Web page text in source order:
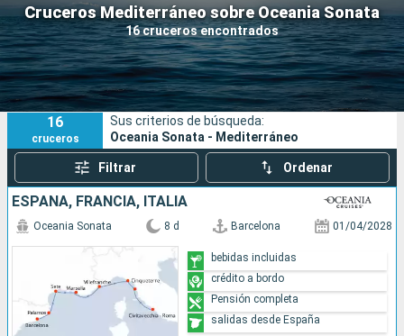
Cruceros Mediterráneo sobre Oceania Sonata
16 cruceros encontrados
Nuestros destinos
Fecha de salida
Puertos Compañías
Buscar
16
cruceros
Sus criterios de búsqueda:
Oceania Sonata - Mediterráneo
Filtrar Ordenar
ESPAÑA, FRANCIA, ITALIA
Oceania Sonata 8 d Barcelona 01/04/2028
bebidas incluidas
crédito a bordo
Pensión completa
salidas desde España